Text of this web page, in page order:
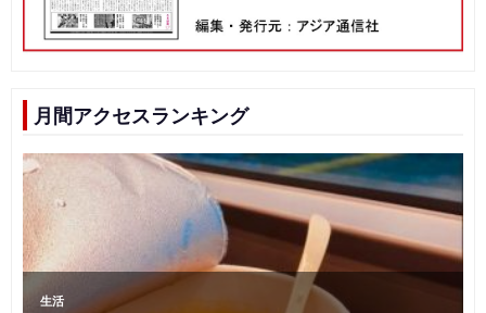
月間アクセスランキング